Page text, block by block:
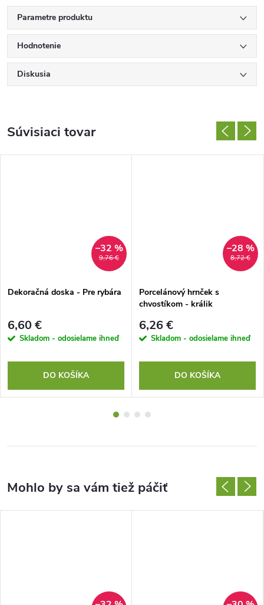
Parametre produktu
Hodnotenie
Diskusia
Súvisiaci tovar
9,76 €
–32 %
Dekoračná doska - Pre rybára
6,60 €
Skladom - odosielame ihneď
DO KOŠÍKA
8,72 €
–28 %
Porcelánový hrnček s
chvostíkom - králik
6,26 €
Skladom - odosielame ihneď
DO KOŠÍKA